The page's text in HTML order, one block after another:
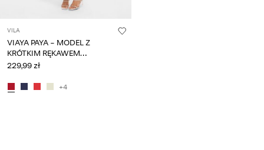
VILA
VIAYA PAYA - MODEL Z
KRÓTKIM RĘKAWEM
SZMIZJERKA
229,99 zł
+4